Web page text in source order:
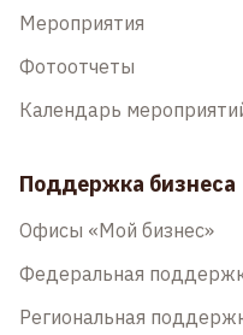
Мероприятия
Фотоотчеты
Календарь
Поддержка бизнеса
Офисы «Мой бизнес»
Федеральная
Региональная